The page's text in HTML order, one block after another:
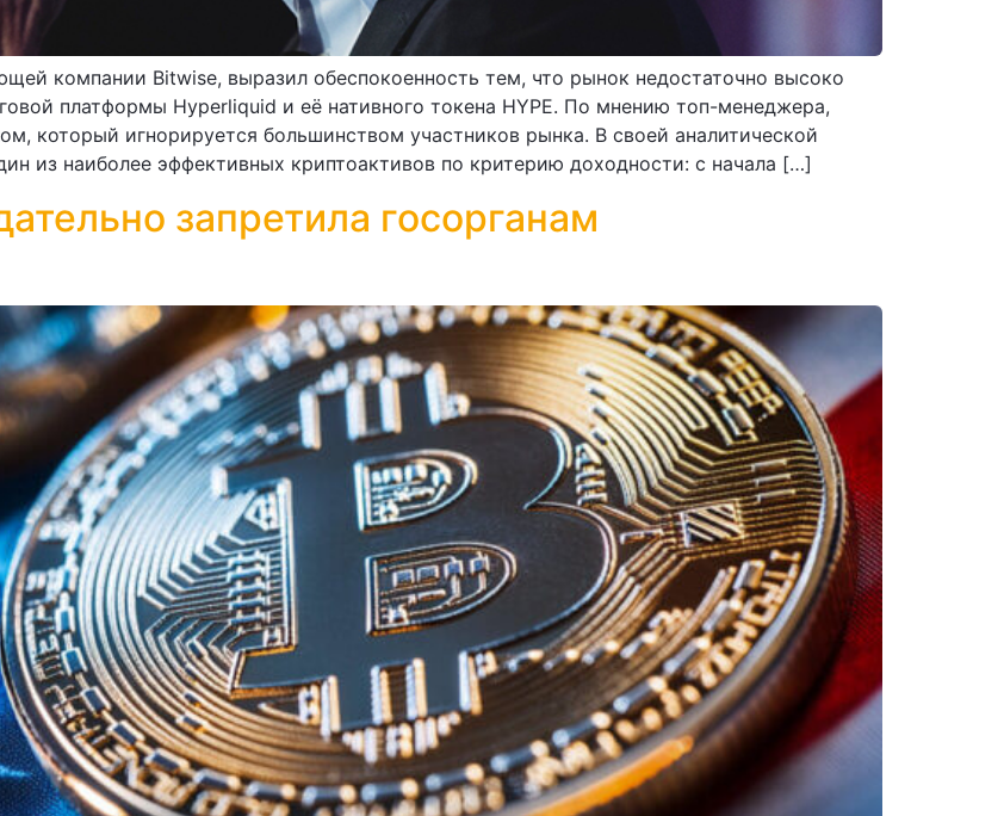
компании Bitwise, выразил обеспокоенность тем, что рынок недостаточно высоко
платформы Hyperliquid и её нативного токена HYPE. По мнению топ-менеджера,
который игнорируется большинством участников рынка. В своей аналитической
из наиболее эффективных криптоактивов по критерию доходности: с начала […]
запретила госорганам